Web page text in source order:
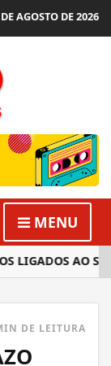
AGOSTO DE 2026
MENU
AO SUS
DE LEITURA